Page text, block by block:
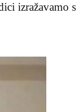
izražavamo